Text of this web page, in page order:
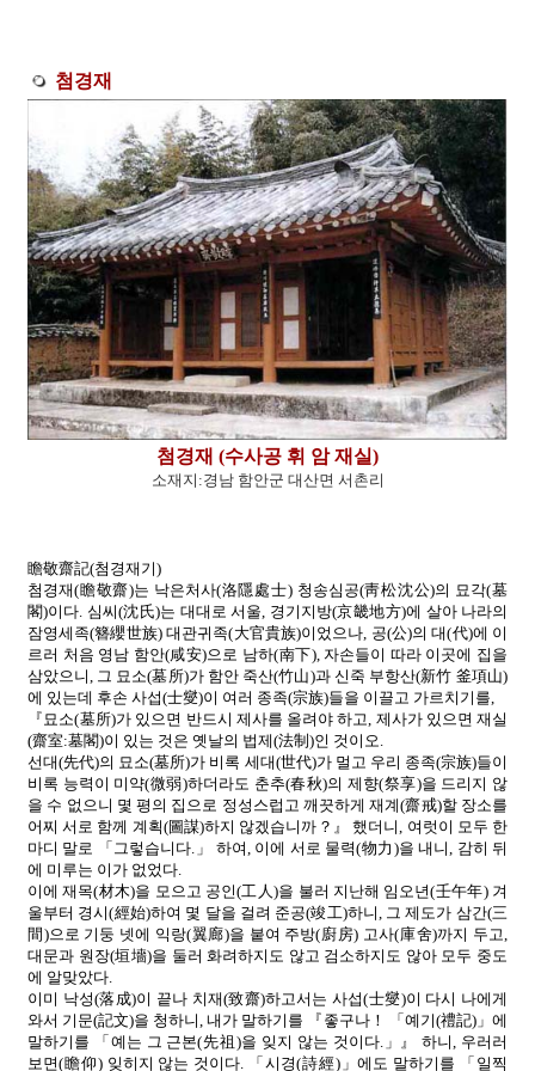
첨경재
첨경재 (수사공 휘 암 재실)
소재지:경남 함안군 대산면 서촌리
瞻敬齋記(첨경재기)
첨경재(瞻敬齋)는 낙은처사(洛隱處士) 청송심공(靑松沈公)의 묘각(墓
閣)이다. 심씨(沈氏)는 대대로 서울, 경기지방(京畿地方)에 살아 나라의
잠영세족(簪纓世族) 대관귀족(大官貴族)이었으나, 공(公)의 대(代)에 이
르러 처음 영남 함안(咸安)으로 남하(南下), 자손들이 따라 이곳에 집을
삼았으니, 그 묘소(墓所)가 함안 죽산(竹山)과 신죽 부항산(新竹 釜項山)
에 있는데 후손 사섭(士燮)이 여러 종족(宗族)들을 이끌고 가르치기를,
『묘소(墓所)가 있으면 반드시 제사를 올려야 하고, 제사가 있으면 재실
(齋室:墓閣)이 있는 것은 옛날의 법제(法制)인 것이오.
선대(先代)의 묘소(墓所)가 비록 세대(世代)가 멀고 우리 종족(宗族)들이
비록 능력이 미약(微弱)하더라도 춘추(春秋)의 제향(祭享)을 드리지 않
을 수 없으니 몇 평의 집으로 정성스럽고 깨끗하게 재계(齋戒)할 장소를
어찌 서로 함께 계획(圖謀)하지 않겠습니까？』 했더니, 여럿이 모두 한
마디 말로 「그렇습니다.」 하여, 이에 서로 물력(物力)을 내니, 감히 뒤
에 미루는 이가 없었다.
이에 재목(材木)을 모으고 공인(工人)을 불러 지난해 임오년(壬午年) 겨
울부터 경시(經始)하여 몇 달을 걸려 준공(竣工)하니, 그 제도가 삼간(三
間)으로 기둥 넷에 익랑(翼廊)을 붙여 주방(廚房) 고사(庫舍)까지 두고,
대문과 원장(垣墻)을 둘러 화려하지도 않고 검소하지도 않아 모두 중도
에 알맞았다.
이미 낙성(落成)이 끝나 치재(致齋)하고서는 사섭(士燮)이 다시 나에게
와서 기문(記文)을 청하니, 내가 말하기를 『좋구나！ 「예기(禮記)」에
말하기를 「예는 그 근본(先祖)을 잊지 않는 것이다.」』 하니, 우러러
보면(瞻仰) 잊히지 않는 것이다. 「시경(詩經)」에도 말하기를 「일찍